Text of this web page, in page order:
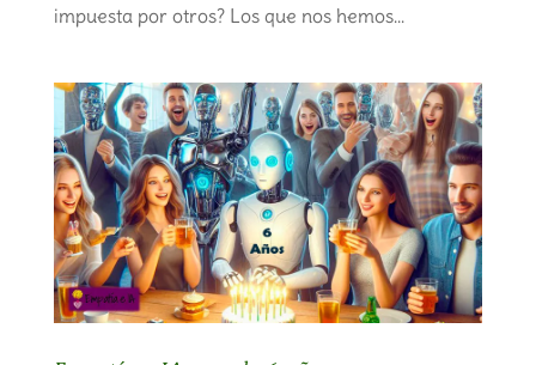
impuesta por otros? Los que nos hemos...